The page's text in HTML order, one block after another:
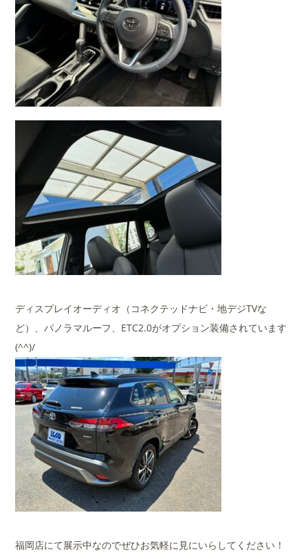
ディスプレイオーディオ（コネクテッドナビ・地デジTVな
ど）、パノラマルーフ、ETC2.0がオプション装備されています
(^^)/
福岡店にて展示中なのでぜひお気軽に見にいらしてください！